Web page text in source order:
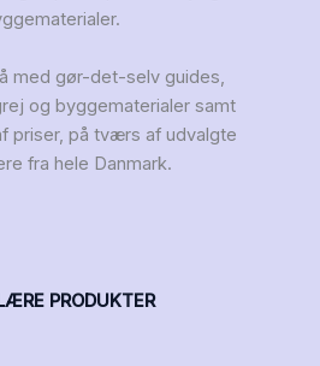
med gør-det-selv guides,
og byggematerialer samt
priser, på tværs af udvalgte
fra hele Danmark.
PRODUKTER